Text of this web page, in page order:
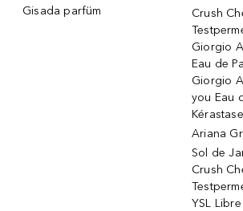
Gisada parfüm
Crush
Giorgio
Eau de
Giorgio
you Eau
Ariana
Sol de
Crush
YSL